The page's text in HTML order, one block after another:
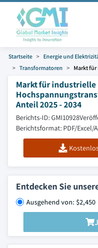
Startseite Energie und
Transformatoren
Markt
Markt für industrielle
Anteil 2025 - 2034
Berichts-ID: GMI10928
Berichtsformat: PDF/
Entdecken Sie
Ausgehend von: $2,450